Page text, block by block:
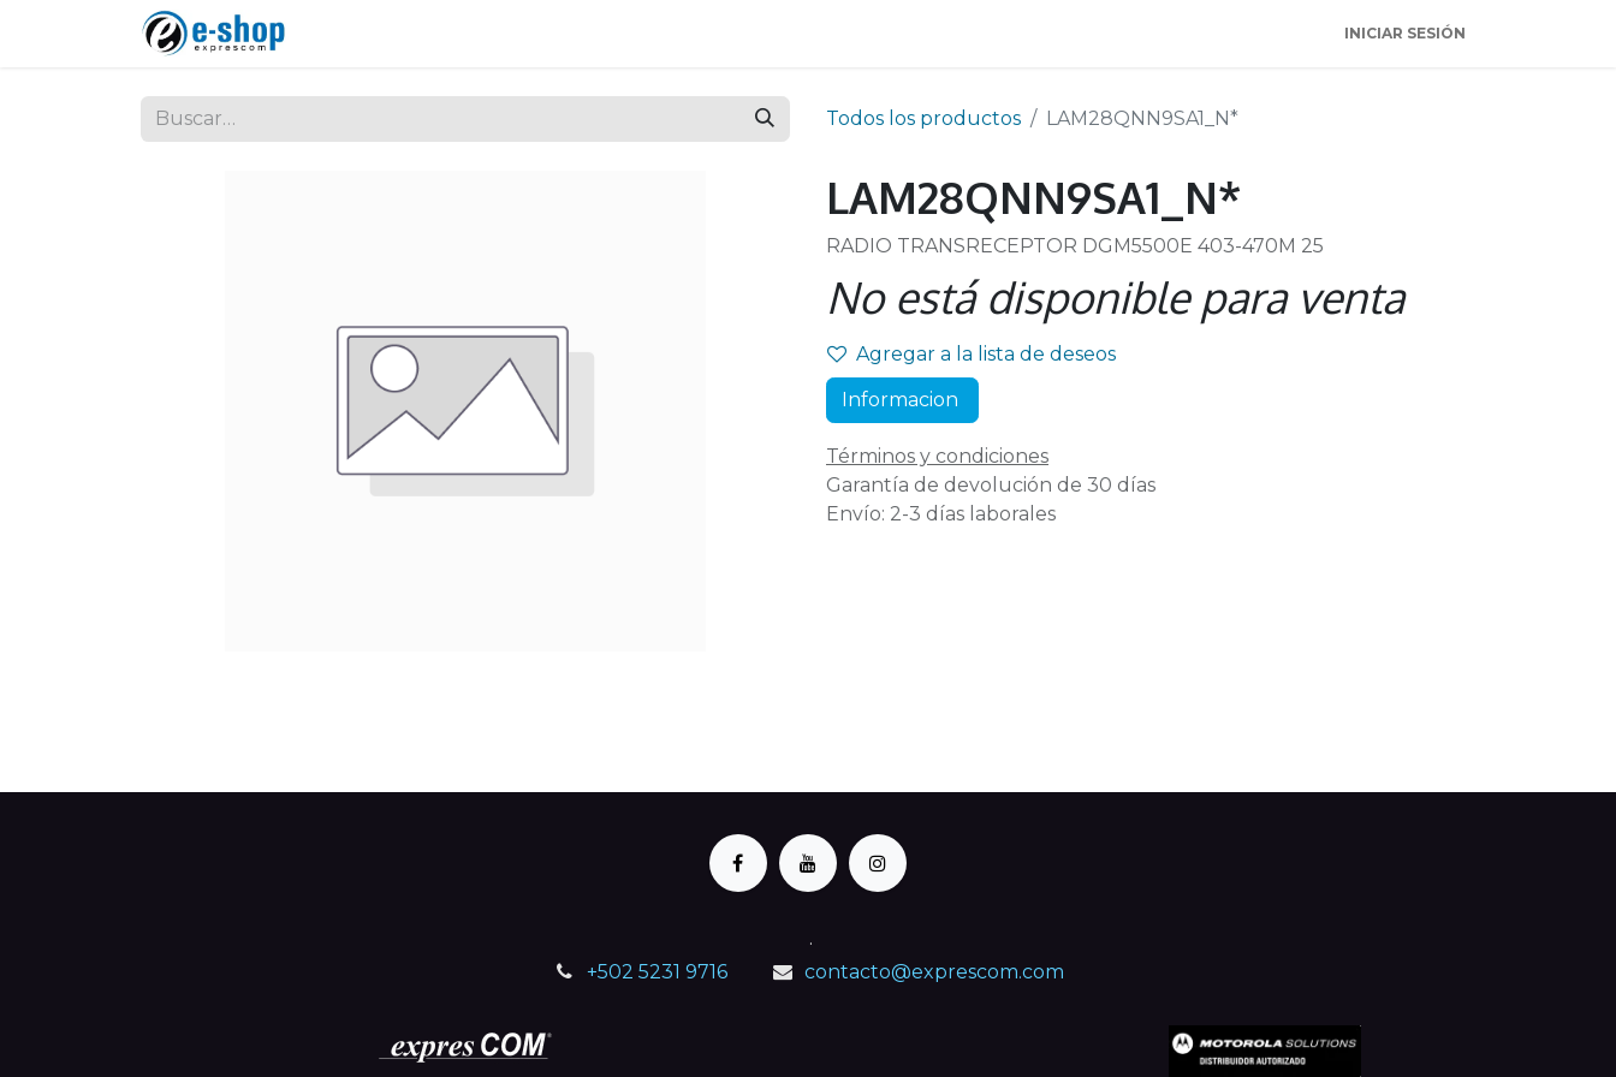
INICIAR SESIÓN
Todos los productos LAM28QNN9SA1_N*
LAM28QNN9SA1_N*
RADIO TRANSRECEPTOR DGM5500E 403-470M 25
No está disponible para venta
Agregar a la lista de deseos
Informacion
Términos y condiciones
Garantía de devolución de 30 días
Envío: 2-3 días laborales
.
+502 5231 9716
contacto@exprescom.com